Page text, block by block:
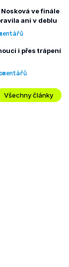
ve finále
ani v deblu
i přes trápení
Všechny články